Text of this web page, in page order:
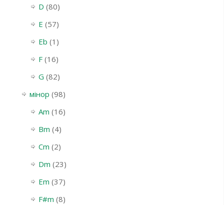
D (80)
E (57)
Eb (1)
F(16)
G (82)
мінор (98)
Am (16)
Bm (4)
Cm (2)
Dm (23)
Em (37)
F#m (8)